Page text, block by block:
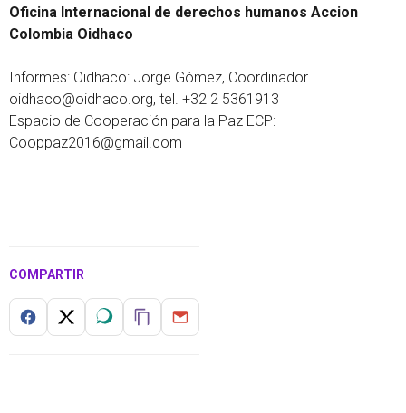
Oficina Internacional de derechos humanos Accion
Colombia Oidhaco
Informes: Oidhaco: Jorge Gómez, Coordinador
oidhaco@oidhaco.org, tel. +32 2 5361913
Espacio de Cooperación para la Paz ECP:
Cooppaz2016@gmail.com
COMPARTIR